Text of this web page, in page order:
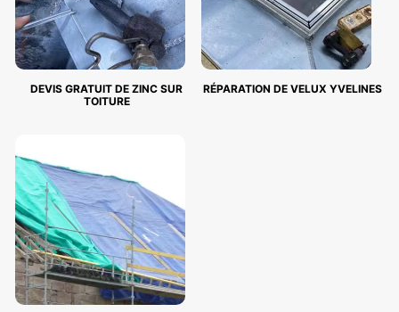
DEVIS GRATUIT DE ZINC SUR
TOITURE
RÉPARATION DE VELUX YVELINES